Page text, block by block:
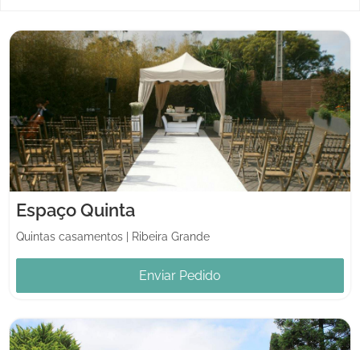
Espaço Quinta
Quintas casamentos Ribeira Grande
Enviar Pedido